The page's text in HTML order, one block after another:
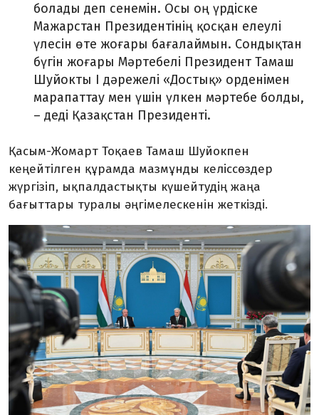
болады деп сенемін. Осы оң үрдіске
Мажарстан Президентінің қосқан елеулі
үлесін өте жоғары бағалаймын. Сондықтан
бүгін жоғары Мәртебелі Президент Тамаш
Шуйокты І дәрежелі «Достық» орденімен
марапаттау мен үшін үлкен мәртебе болды,
– деді Қазақстан Президенті.
Қасым-Жомарт Тоқаев Тамаш Шуйокпен
кеңейтілген құрамда мазмұнды келіссөздер
жүргізіп, ықпалдастықты күшейтудің жаңа
бағыттары туралы әңгімелескенін жеткізді.